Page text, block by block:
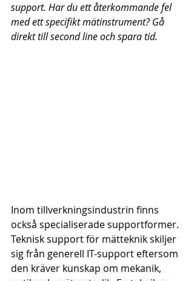
support. Har du ett återkommande fel
med ett specifikt mätinstrument? Gå
direkt till second line och spara tid.
Inom tillverkningsindustrin finns
också specialiserade supportformer.
Teknisk support för mätteknik skiljer
sig från generell IT-support eftersom
den kräver kunskap om mekanik,